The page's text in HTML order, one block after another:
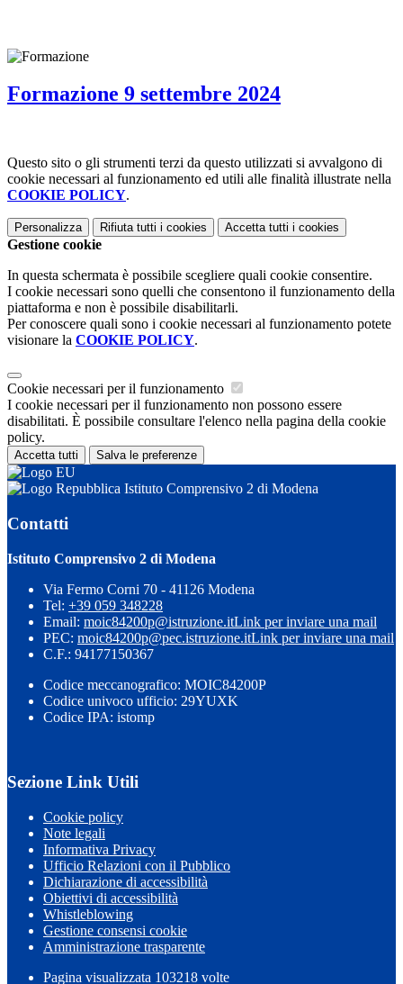
Formazione 9 settembre 2024
Questo sito o gli strumenti terzi da questo utilizzati si avvalgono di
cookie necessari al funzionamento ed utili alle finalità illustrate nella
COOKIE POLICY.
Personalizza Rifiuta tutti i cookies Accetta tutti i cookies
Gestione cookie
In questa schermata è possibile scegliere quali cookie consentire.
I cookie necessari sono quelli che consentono il funzionamento della
piattaforma e non è possibile disabilitarli.
Per conoscere quali sono i cookie necessari al funzionamento potete
visionare la COOKIE POLICY.
Cookie necessari per il funzionamento
I cookie necessari per il funzionamento non possono essere
disabilitati. È possibile consultare l'elenco nella pagina della cookie
policy.
Accetta tutti Salva le preferenze
Istituto Comprensivo 2 di Modena
Contatti
Istituto Comprensivo 2 di Modena
Via Fermo Corni 70 - 41126 Modena
Tel: +39 059 348228
Email: moic84200p@istruzione.itLink per inviare una mail
PEC: moic84200p@pec.istruzione.itLink per inviare una mail
C.F.: 94177150367
Codice meccanografico: MOIC84200P
Codice univoco ufficio: 29YUXK
Codice IPA: istomp
Sezione Link Utili
Cookie policy
Note legali
Informativa Privacy
Ufficio Relazioni con il Pubblico
Dichiarazione di accessibilità
Obiettivi di accessibilità
Whistleblowing
Gestione consensi cookie
Amministrazione trasparente
Pagina visualizzata 103218 volte